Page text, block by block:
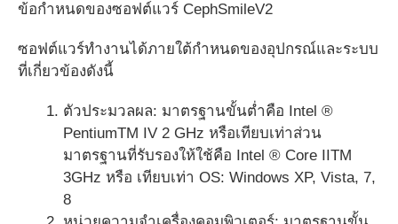
ข้อกำหนดของซอฟต์แวร์ CephSmileV2
ซอฟต์แวร์ทำงานได้ภายใต้กำหนดของอุปกรณ์และระบบ
ที่เกี่ยวข้องดังนี้
ตัวประมวลผล: มาตรฐานขั้นต่ำคือ Intel ®
PentiumTM IV 2 GHz หรือเทียบเท่าส่วน
มาตรฐานที่รับรองให้ใช้คือ Intel ® Core IITM
3GHz หรือ เทียบเท่า OS: Windows XP, Vista, 7,
8